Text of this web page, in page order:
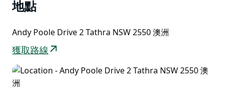
地點
Andy Poole Drive 2 Tathra NSW 2550 澳洲
獲取路線